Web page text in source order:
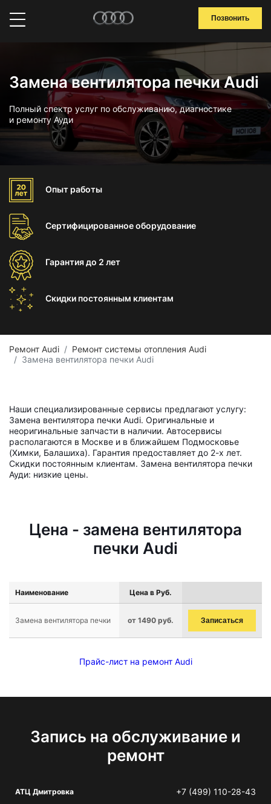
Позвонить
Замена вентилятора печки Audi
Полный спектр услуг по обслуживанию, диагностике
и ремонту Ауди
Опыт работы
Сертифицированноеоборудование
Гарантиядо 2 лет
Скидки постоянным клиентам
Ремонт Audi
Ремонт системы отопления Audi
Замена вентилятора печки Audi
Наши специализированные сервисы предлагают услугу:
Замена вентилятора печки Audi. Оригинальные и
неоригинальные запчасти в наличии. Автосервисы
располагаются в Москве и в ближайшем Подмосковье
(Химки, Балашиха). Гарантия предоставляет до 2-х лет.
Скидки постоянным клиентам. Замена вентилятора печки
Ауди: низкие цены.
Цена - замена вентилятора
печки Audi
Наименование Цена в Руб.
Замена вентилятора печки от 1490 руб. Записаться
Прайс-лист на ремонт Audi
Запись на обслуживание и
ремонт
АТЦ Дмитровка +7 (499) 110-28-43